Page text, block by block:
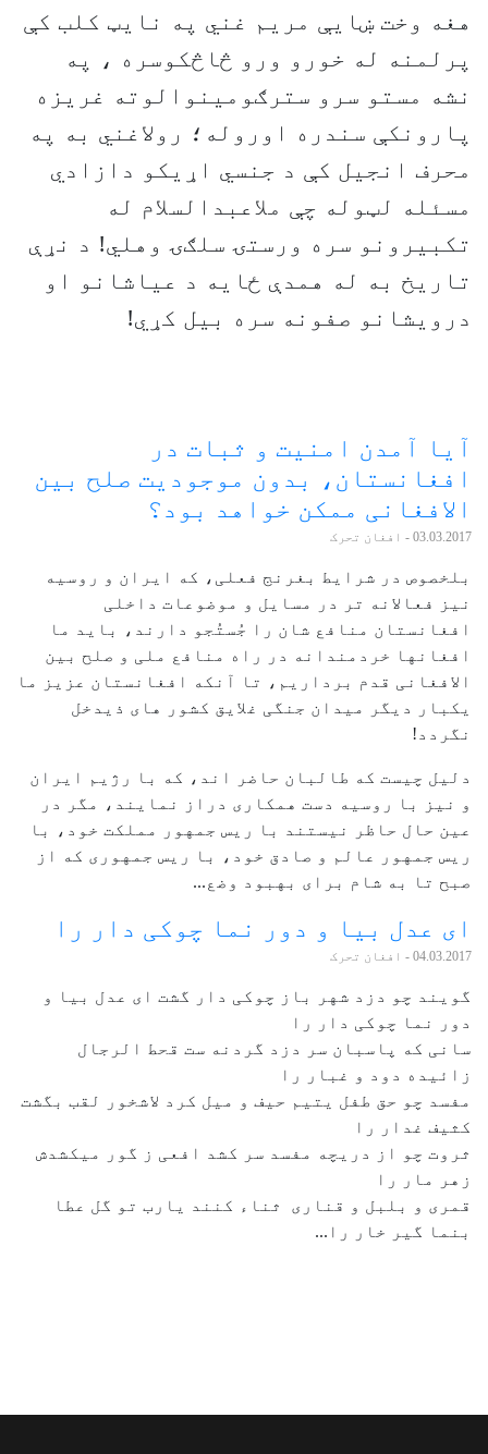
هغه وخت ښايې مریم غني په نايټ کلب کې
پرلمنه له خورو ورو څاڅکوسره ، په
نشه مستو سرو سترګومینوالوته غریزه
پارونکې سندره اوروله؛ رولاغني به په
محرف انجیل کې د جنسي اړیکو دازادي
مسئله لټوله چې ملاعبدالسلام له
تکبیرونو سره ورستۍ سلګۍ وهلي! د نړې
تاریخ به له همدې ځایه د عیاشانو او
درویشانو صفونه سره بیل کړي!
آیا آمدن امنیت و ثبات در
افغانستان، بدون موجودیت صلح بین
الافغانی ممکن خواهد بود؟
03.03.2017 - افغان تحرک
بلخصوص در شرایط بغرنج فعلی، که ایران و روسیه
نیز فعالانه تر در مسایل و موضوعات داخلی
افغانستان منافع شان را جُستُجو دارند، باید ما
افغانها خردمندانه در راه منافع ملی و صلح بین
الافغانی قدم برداریم، تا آنکه افغانستان عزیز ما
یکبار دیگر میدان جنگی غلایق کشور های ذیدخل
نگردد!
دلیل چیست که طالبان حاضر اند، که با رژیم ایران
و نیز با روسیه دست همکاری دراز نمایند، مگر در
عین حال حاظر نیستند با ریس جمهور مملکت خود، با
ریس جمهور عالم و صادق خود، با ریس جمهوری که از
صبح تا به شام برای بهبود وضع...
ای عدل بیا و دور نما چوکی دار را
04.03.2017 - افغان تحرک
گویند چو دزد شهر باز چوکی دار گشت ای عدل بیا و
دور نما چوکی دار را
سانی که پاسبان سر دزد گردنه ست قحط الرجال
زائیده دود و غبار را
مفسد چو حق طفل یتیم حیف و میل کرد لاشخور لقب بگشت
کثیف غدار را
ثروت چو از دریچه مفسد سر کشد افعی ز گور میکشدش
زهر مار را
قمری و بلبل و قناری ثناء کنند یارب تو گل عطا
بنما گیر خار را...